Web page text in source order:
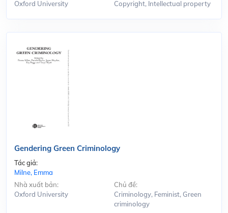
Oxford University
Copyright, Intellectual property
Gendering Green Criminology
Tác giả:
Milne, Emma
Nhà xuất bản:
Oxford University
Chủ đề:
Criminology, Feminist, Green
criminology